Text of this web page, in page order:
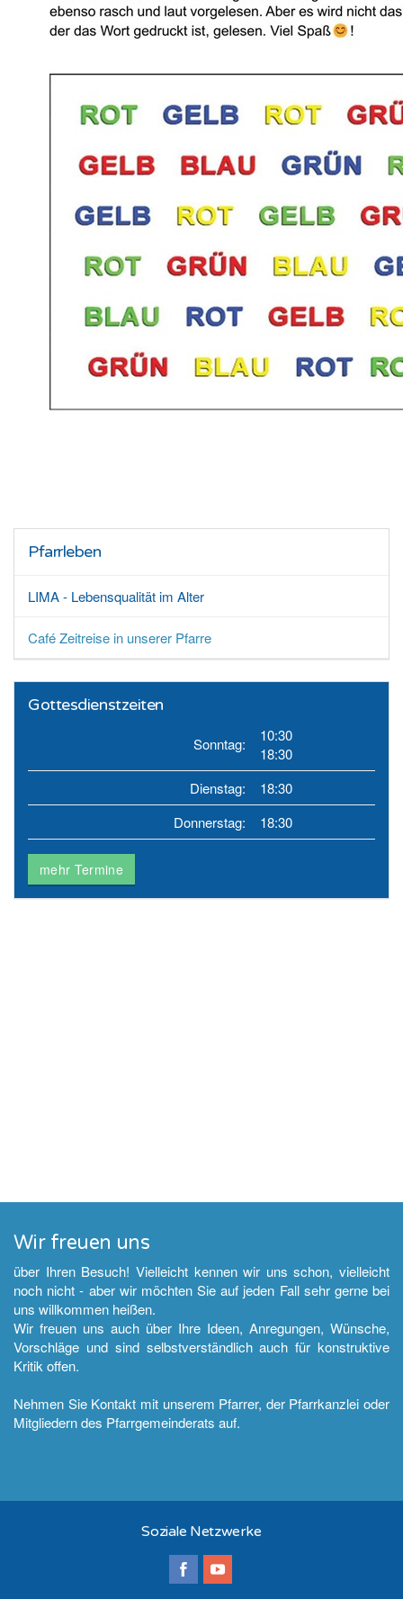
Pfarrleben
LIMA - Lebensqualität im Alter
Café Zeitreise in unserer Pfarre
Gottesdienstzeiten
Sonntag:
10:30
18:30
Dienstag:
18:30
Donnerstag:
18:30
mehr Termine
Wir freuen uns
über Ihren Besuch! Vielleicht kennen wir uns schon, vielleicht
noch nicht - aber wir möchten Sie auf jeden Fall sehr gerne bei
uns willkommen heißen.
Wir freuen uns auch über Ihre Ideen, Anregungen, Wünsche,
Vorschläge und sind selbstverständlich auch für konstruktive
Kritik offen.
Nehmen Sie Kontakt mit unserem Pfarrer, der Pfarrkanzlei oder
Mitgliedern des Pfarrgemeinderats auf.
Soziale Netzwerke